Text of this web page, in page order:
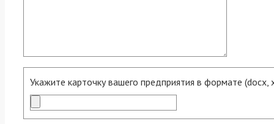
Укажите карточку вашего предприятия в формате (docx,